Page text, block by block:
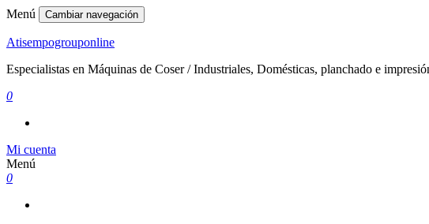
Menú Cambiar navegación
Atisempogrouponline
Especialistas en Máquinas de Coser / Industriales, Domésticas, planchado e
0
Mi cuenta
Menú
0